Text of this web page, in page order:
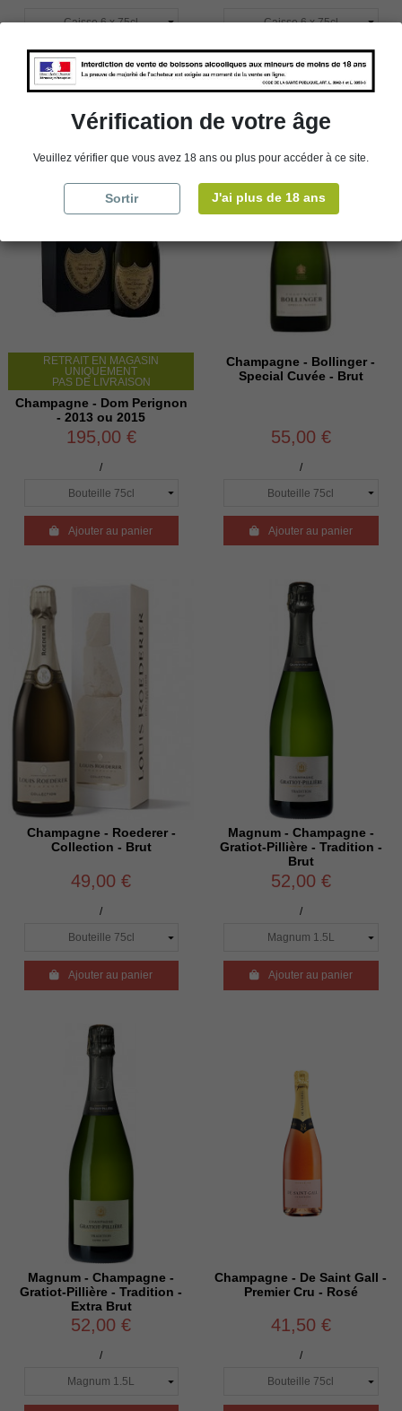
Ajouter au panier Ajouter au panier
RETRAIT EN MAGASIN
UNIQUEMENT
PAS DE LIVRAISON
Champagne - Dom Perignon
- 2013 ou 2015
195,00 €
/
Ajouter au panier
Champagne - Bollinger -
Special Cuvée - Brut
55,00 €
/
Ajouter au panier
Champagne - Roederer -
Collection - Brut
49,00 €
/
Ajouter au panier
Magnum - Champagne -
Gratiot-Pillière - Tradition -
Brut
52,00 €
/
Ajouter au panier
Magnum - Champagne -
Gratiot-Pillière - Tradition -
Extra Brut
52,00 €
/
Champagne - De Saint Gall -
Premier Cru - Rosé
41,50 €
/
Vérification de votre âge
Veuillez vérifier que vous avez 18 ans ou plus pour accéder à ce site.
Sortir J'ai plus de 18 ans